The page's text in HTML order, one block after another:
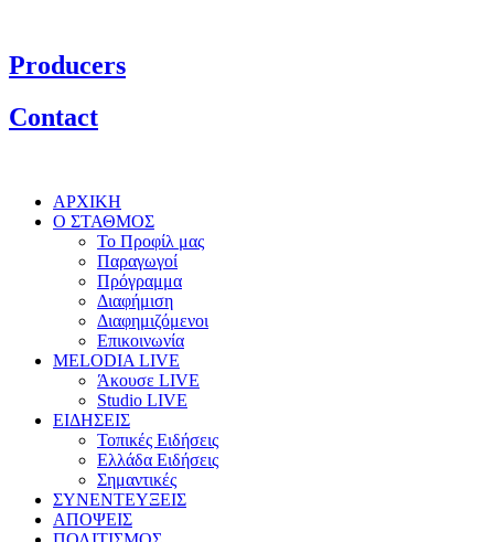
Producers
Contact
ΑΡΧΙΚΗ
Ο ΣΤΑΘΜΟΣ
Το Προφίλ μας
Παραγωγοί
Πρόγραμμα
Διαφήμιση
Διαφημιζόμενοι
Επικοινωνία
MELODIA LIVE
Άκουσε LIVE
Studio LIVE
ΕΙΔΗΣΕΙΣ
Τοπικές Ειδήσεις
Ελλάδα Ειδήσεις
Σημαντικές
ΣΥΝΕΝΤΕΥΞΕΙΣ
ΑΠΟΨΕΙΣ